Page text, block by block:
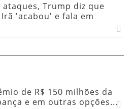
Trump diz que
'acabou' e fala em
de R$ 150 milhões da
e em outras opções...